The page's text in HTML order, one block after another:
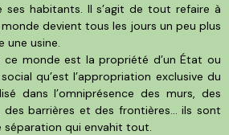
ses habitants. Il s’agit de tout refaire à
devient tous les jours un peu plus
usine.
monde est la propriété d’un État ou
qu’est l’appropriation exclusive du
dans l’omniprésence des murs, des
des barrières et des frontières… ils sont
qui envahit tout.